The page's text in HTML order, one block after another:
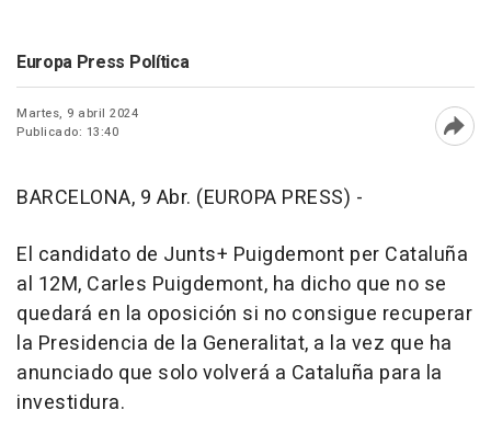
Europa Press Política
Martes, 9 abril 2024
Publicado: 13:40
BARCELONA, 9 Abr. (EUROPA PRESS) -
El candidato de Junts+ Puigdemont per Cataluña
al 12M, Carles Puigdemont, ha dicho que no se
quedará en la oposición si no consigue recuperar
la Presidencia de la Generalitat, a la vez que ha
anunciado que solo volverá a Cataluña para la
investidura.